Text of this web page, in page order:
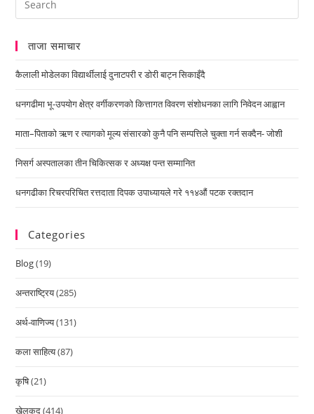
ताजा समाचार
कैलाली मोडेलका विद्यार्थीलाई दुनाटपरी र डोरी बाट्न सिकाइँदै
धनगढीमा भू-उपयोग क्षेत्र वर्गीकरणको कित्तागत विवरण संशोधनका लागि निवेदन आह्वान
माता–पिताको ऋण र त्यागको मूल्य संसारको कुनै पनि सम्पत्तिले चुक्ता गर्न सक्दैन- जोशी
निसर्ग अस्पतालका तीन चिकित्सक र अध्यक्ष पन्त सम्मानित
धनगढीका रिचरपरिचित रत्तदाता दिपक उपाध्यायले गरे ११४औं पटक रक्तदान
Categories
Blog(19)
अन्तराष्ट्रिय(285)
अर्थ-वाणिज्य(131)
कला साहित्य(87)
कृषि(21)
खेलकुद(414)